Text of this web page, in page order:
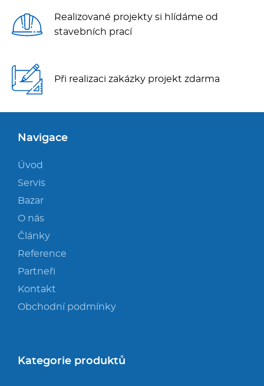
Realizované projekty si hlídáme od
stavebních prací
Při realizaci zakázky projekt zdarma
Navigace
Úvod
Servis
Bazar
O nás
Články
Reference
Partneři
Kontakt
Obchodní podmínky
Kategorie produktů